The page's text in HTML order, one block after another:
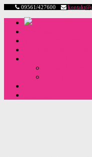
09561/427600